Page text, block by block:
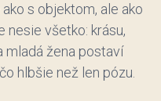
s objektom, ale ako
nesie všetko: krásu,
mladá žena postaví
hlbšie než len pózu.